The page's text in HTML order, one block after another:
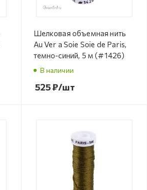
Шелковая объемная нить
Au Ver a Soie Soie de Paris,
темно-синий, 5 м (#1426)
В наличии
525₽/шт